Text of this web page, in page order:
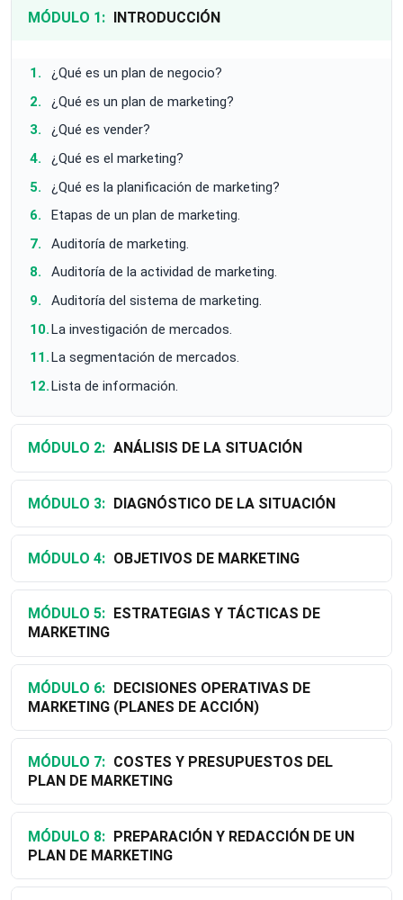
MÓDULO 1: INTRODUCCIÓN
¿Qué es un plan de negocio?
¿Qué es un plan de marketing?
¿Qué es vender?
¿Qué es el marketing?
¿Qué es la planificación de marketing?
Etapas de un plan de marketing.
Auditoría de marketing.
Auditoría de la actividad de marketing.
Auditoría del sistema de marketing.
La investigación de mercados.
La segmentación de mercados.
Lista de información.
MÓDULO 2: ANÁLISIS DE LA SITUACIÓN
MÓDULO 3: DIAGNÓSTICO DE LA SITUACIÓN
MÓDULO 4: OBJETIVOS DE MARKETING
MÓDULO 5:
MARKETING
MÓDULO 6:
MARKETING (PLANES DE ACCIÓN)
MÓDULO 7:
PLAN DE MARKETING
MÓDULO 8:
PLAN DE MARKETING